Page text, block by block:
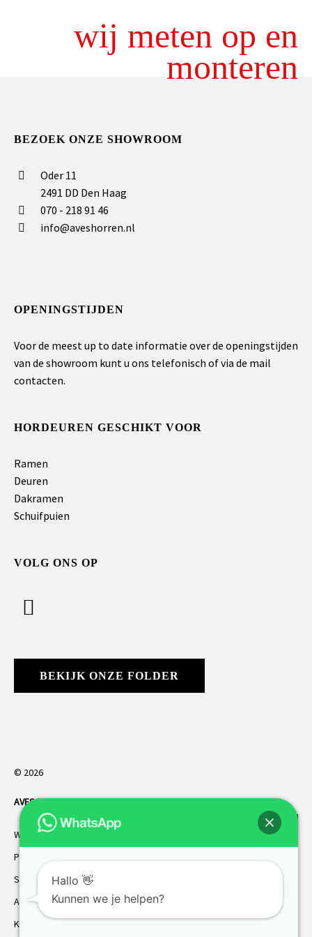
wij meten op en
monteren
BEZOEK ONZE SHOWROOM
Oder 11
2491 DD Den Haag
070 - 218 91 46
info@aveshorren.nl
OPENINGSTIJDEN
Voor de meest up to date informatie over de openingstijden
van de showroom kunt u ons telefonisch of via de mail
contacten.
HORDEUREN GESCHIKT VOOR
Ramen
Deuren
Dakramen
Schuifpuien
VOLG ONS OP
BEKIJK ONZE FOLDER
© 2026
AVES HORREN. Alle rechten voorbehouden.
Webdesign Vanoo Media
Privacybeleid
Sitemap
AVES garantie
Klantenservice
Hallo 👋
Kunnen we je helpen?